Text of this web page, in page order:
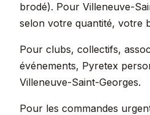
brodé). Pour Villeneuve-
selon votre quantité, votre
Pour clubs, collectifs,
événements, Pyretex
Villeneuve-Saint-Georges.
Pour les commandes